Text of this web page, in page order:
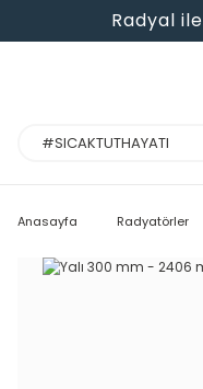
Radyal ile
Anasayfa Radyatörler